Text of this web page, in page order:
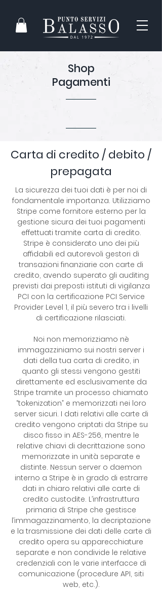
Shop
Pagamenti
Carta di credito / debito /
prepagata
La sicurezza dei tuoi dati è per noi di
fondamentale importanza. Utilizziamo
Stripe come fornitore esterno per la
gestione sicura dei tuoi pagamenti
effettuati tramite carta di credito.
Stripe è considerato uno dei più
affidabili ed autorevoli gestori di
transazioni finanziarie con carte di
credito, avendo superato gli auditing
previsti dai preposti istituti di vigilanza
PCI con la certificazione PCI Service
Provider Level 1, il più severo tra i livelli
di certificazione rilasciati.
Noi non memorizziamo nè
immagazziniamo sui nostri server i
dati della tua carta di credito, in
quanto gli stessi vengono gestiti
direttamente ed esclusivamente da
Stripe tramite un processo chiamato
“tokenization” e memorizzati nei loro
server sicuri. I dati relativi alle carte di
credito vengono criptati da Stripe su
disco fisso in AES-256, mentre le
relative chiavi di decrittazione sono
memorizzate in unità separate e
distinte. Nessun server o daemon
interno a Stripe è in grado di estrarre
dati in chiaro relativi alle carte di
credito custodite. L’infrastruttura
primaria di Stripe che gestisce
l’immagazzinamento, la decriptazione
e la trasmissione dei dati delle carte di
credito opera su apparecchiature
separate e non condivide le relative
credenziali con le varie interfacce di
comunicazione (procedure API, siti
web, etc.).